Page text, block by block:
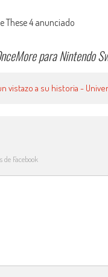
These 4 anunciado
para Nintendo
vistazo a su historia -
de Facebook